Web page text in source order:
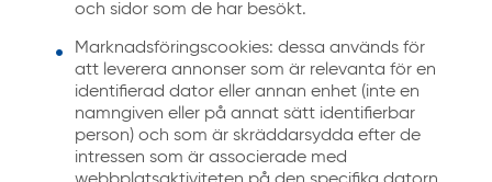
och sidor som de har besökt.
Marknadsföringscookies: dessa används för
att leverera annonser som är relevanta för en
identifierad dator eller annan enhet (inte en
namngiven eller på annat sätt identifierbar
person) och som är skräddarsydda efter de
intressen som är associerade med